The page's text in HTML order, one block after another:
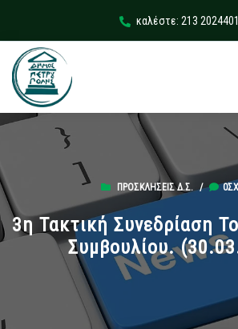
καλέστε: 213 2024401
ΠΡΟΣΚΛΉΣΕΙΣ Δ.Σ. /
3η Τακτική Συνεδρίαση
Συμβουλίου.